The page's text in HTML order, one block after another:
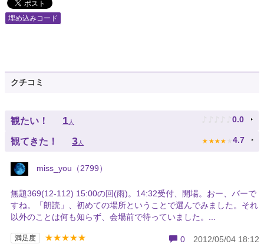
埋め込みコード
クチコミ
観たい！ 1人 ♪ ♪ ♪ ♪ ♪ 0.0
観てきた！ 3人 ★ ★ ★ ★ ★ 4.7
miss_you（2799）
無題369(12-112) 15:00の回(雨)。14:32受付、開場。おー、バーで
すね。「朗読」、初めての場所ということで選んでみました。それ
以外のことは何も知らず、会場前で待っていました。...
満足度 ★★★★★ 0 2012/05/04 18:12